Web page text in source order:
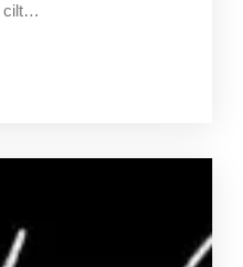
cilt…